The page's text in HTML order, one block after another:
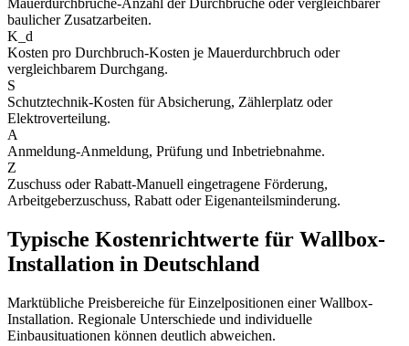
Mauerdurchbrüche-Anzahl der Durchbrüche oder vergleichbarer
baulicher Zusatzarbeiten.
K_d
Kosten pro Durchbruch-Kosten je Mauerdurchbruch oder
vergleichbarem Durchgang.
S
Schutztechnik-Kosten für Absicherung, Zählerplatz oder
Elektroverteilung.
A
Anmeldung-Anmeldung, Prüfung und Inbetriebnahme.
Z
Zuschuss oder Rabatt-Manuell eingetragene Förderung,
Arbeitgeberzuschuss, Rabatt oder Eigenanteilsminderung.
Typische Kostenrichtwerte für Wallbox-
Installation in Deutschland
Marktübliche Preisbereiche für Einzelpositionen einer Wallbox-
Installation. Regionale Unterschiede und individuelle
Einbausituationen können deutlich abweichen.